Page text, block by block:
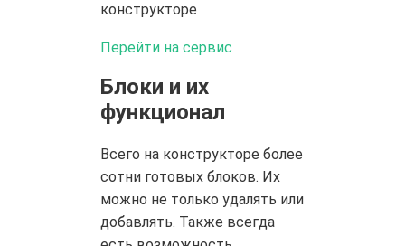
конструкторе
Перейти на сервис
Блоки и их
функционал
Всего на конструкторе более
сотни готовых блоков. Их
можно не только удалять или
добавлять. Также всегда